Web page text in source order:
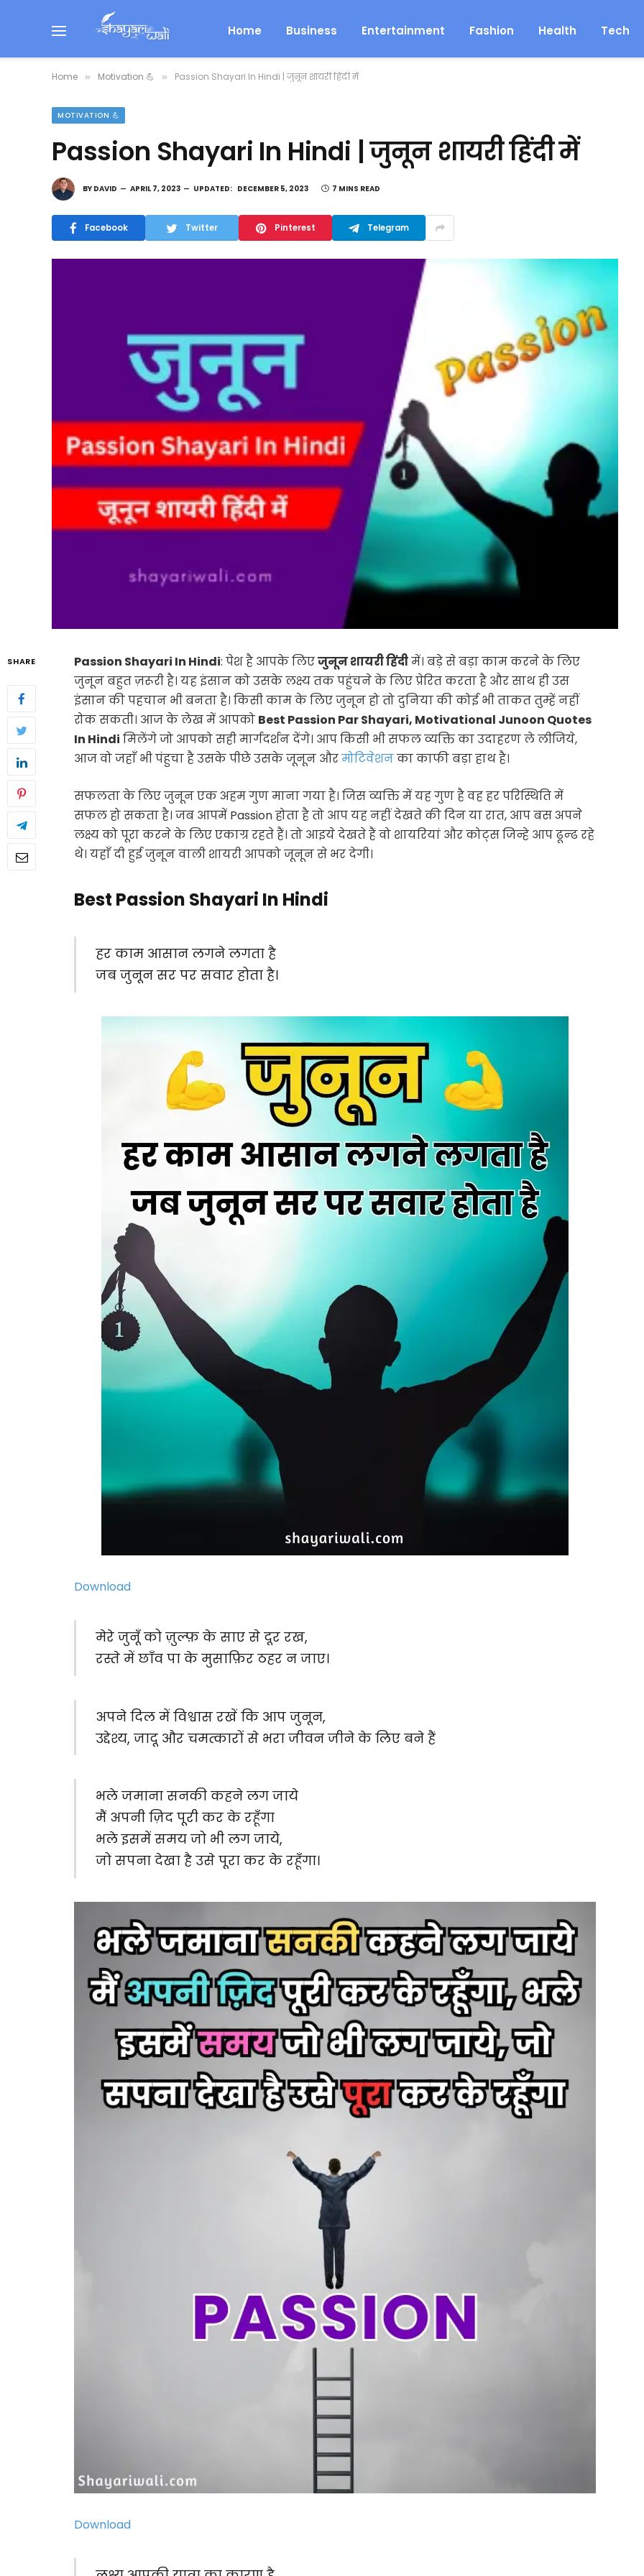
Home Business Entertainment Fashion Health Tech
Home » Motivation 💪 » Passion Shayari In Hindi | जुनून शायरी हिंदी में
MOTIVATION 💪
Passion Shayari In Hindi | जुनून शायरी हिंदी में
BY DAVID APRIL 7, 2023 UPDATED: DECEMBER 5, 2023 7 MINS READ
Facebook Twitter Pinterest Telegram
SHARE Passion Shayari In Hindi: पेश है आपके लिएजुनून शायरी हिंदीमें। बड़े से बड़ा काम करने के लिए
जुनून बहुत ज़रूरी है। यह इंसान को उसके लक्ष्य तक पहुंचने के लिए प्रेरित करता है और साथ ही उस
इंसान की पहचान भी बनता है। किसी काम के लिए जुनून हो तो दुनिया की कोई भी ताकत तुम्हें नहीं
रोक सकती। आज के लेख में आपको Best Passion Par Shayari, Motivational Junoon Quotes
In Hindi मिलेंगे जो आपको सही मार्गदर्शन देंगे। आप किसी भी सफल व्यक्ति का उदाहरण ले लीजिये,
आज वो जहाँ भी पंहुचा है उसके पीछे उसके जूनून औरमोटिवेशनका काफी बड़ा हाथ है।
सफलता के लिए जुनून एक अहम गुण माना गया है। जिस व्यक्ति में यह गुण है वह हर परिस्थिति में
सफल हो सकता है। जब आपमें Passion होता है तो आप यह नहीं देखते की दिन या रात, आप बस अपने
लक्ष्य को पूरा करने के लिए एकाग्र रहते हैं। तो आइये देखते हैं वो शायरियां और कोट्स जिन्हे आप ढून्ढ रहे
थे। यहाँ दी हुई जुनून वाली शायरी आपको जूनून से भर देगी।
Best Passion Shayari In Hindi
हर काम आसान लगने लगता है
जब जुनून सर पर सवार होता है।
Download
मेरे जुनूँ को ज़ुल्फ़ के साए से दूर रख,
रस्ते में छाँव पा के मुसाफ़िर ठहर न जाए।
अपने दिल में विश्वास रखें कि आप जुनून,
उद्देश्य, जादू और चमत्कारों से भरा जीवन जीने के लिए बने हैं
भले जमाना सनकी कहने लग जाये
मैं अपनी ज़िद पूरी कर के रहूँगा
भले इसमें समय जो भी लग जाये,
जो सपना देखा है उसे पूरा कर के रहूँगा।
Download